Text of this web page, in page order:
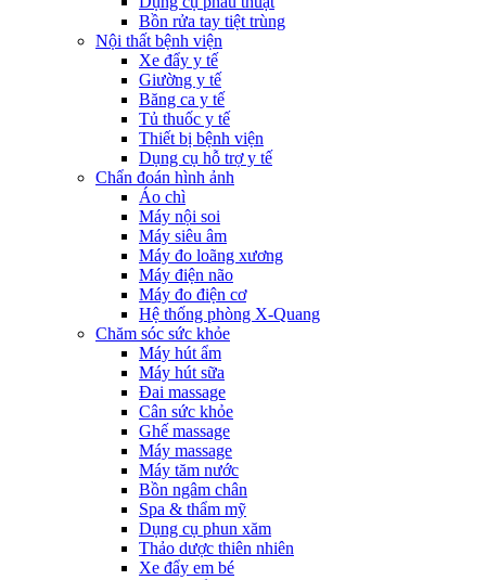
Bồn rửa tay tiệt trùng
Nội thất bệnh viện
Xe đẩy y tế
Giường y tế
Băng ca y tế
Tủ thuốc y tế
Thiết bị bệnh viện
Dụng cụ hỗ trợ y tế
Chẩn đoán hình ảnh
Áo chì
Máy nội soi
Máy siêu âm
Máy đo loãng xương
Máy điện não
Máy đo điện cơ
Hệ thống phòng X-Quang
Chăm sóc sức khỏe
Máy hút ẩm
Máy hút sữa
Đai massage
Cân sức khỏe
Ghế massage
Máy massage
Máy tăm nước
Bồn ngâm chân
Spa & thẩm mỹ
Dụng cụ phun xăm
Thảo dược thiên nhiên
Xe đẩy em bé